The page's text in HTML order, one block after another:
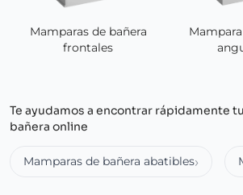
Mamparas de bañera
frontales
Te ayudamos a encontrar rápidamente
bañera online
Mamparas de bañera abatibles